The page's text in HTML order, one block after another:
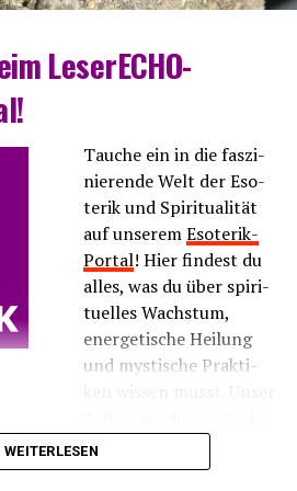
LeserECHO-
Tau­che ein in die fas­zi­
nie­ren­de Welt der Eso­
te­rik und Spi­ri­tua­li­tät
auf unse­remEso­te­rik-
Por­tal! Hier fin­dest du
alles, was du über spi­ri­
tu­el­les Wachs­tum,
ener­ge­ti­sche Hei­lung
und mys­ti­sche Prak­ti­
Infor­ma­tio­nen und
die dir hel­fen, dei­ne inne­re
WEITERLESEN